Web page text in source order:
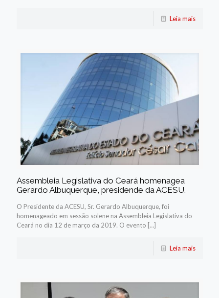
Leia mais
Assembleia Legislativa do Ceará homenagea
Gerardo Albuquerque, presidende da ACESU.
O Presidente da ACESU, Sr. Gerardo Albuquerque, foi
homenageado em sessão solene na Assembleia Legislativa do
Ceará no dia 12 de março da 2019. O evento […]
Leia mais